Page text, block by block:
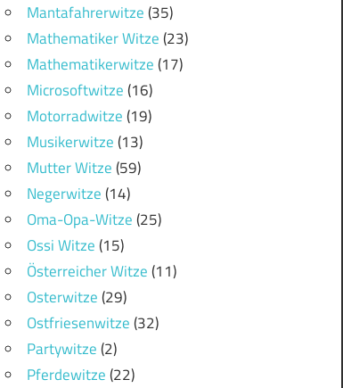
Mantafahrerwitze(35)
Mathematiker Witze(23)
Mathematikerwitze(17)
Microsoftwitze(16)
Motorradwitze(19)
Musikerwitze(13)
Mutter Witze(59)
Negerwitze(14)
Oma-Opa-Witze(25)
Ossi Witze(15)
Österreicher Witze(11)
Osterwitze(29)
Ostfriesenwitze(32)
Partywitze(2)
Pferdewitze(22)